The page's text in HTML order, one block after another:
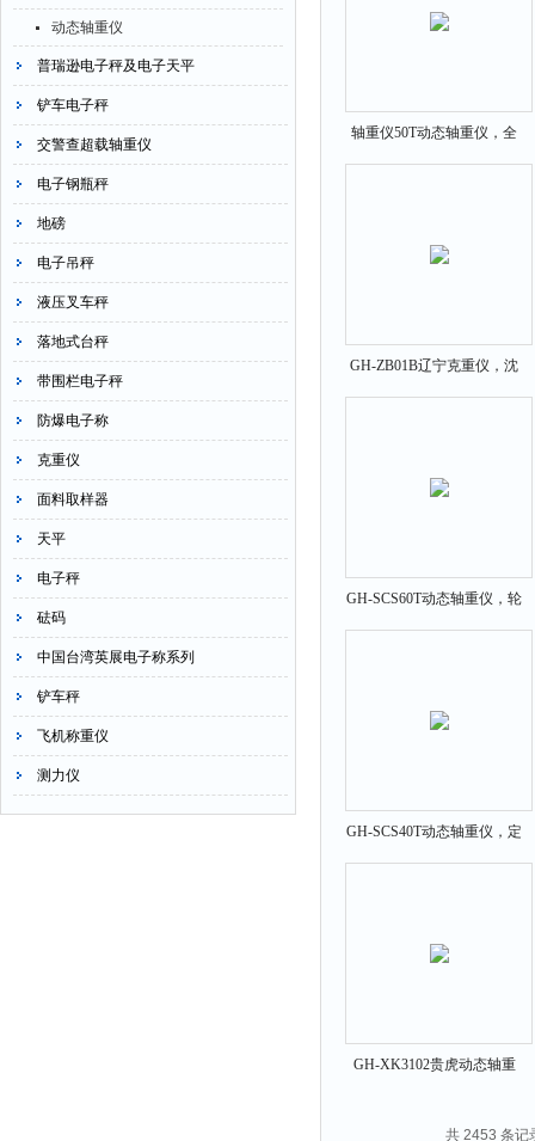
动态轴重仪
普瑞逊电子秤及电子天平
铲车电子秤
交警查超载轴重仪
电子钢瓶秤
地磅
电子吊秤
液压叉车秤
落地式台秤
带围栏电子秤
防爆电子称
克重仪
面料取样器
天平
电子秤
砝码
中国台湾英展电子称系列
铲车秤
飞机称重仪
测力仪
轴重仪50T动态轴重仪，全
椒50吨便携式动态轴重仪
GH-ZB01B辽宁克重仪，沈
阳电子克重仪，500g克重仪
GH-SCS60T动态轴重仪，轮
辐60吨轴重仪福州，动态轴
GH-SCS40T动态轴重仪，定
远动态轴重仪批发
GH-XK3102贵虎动态轴重
30T动态轴重仪
共 2453 条